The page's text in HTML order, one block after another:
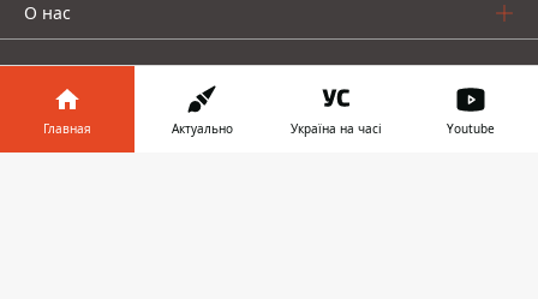
О нас
Главная Актуально Україна на часі Youtube